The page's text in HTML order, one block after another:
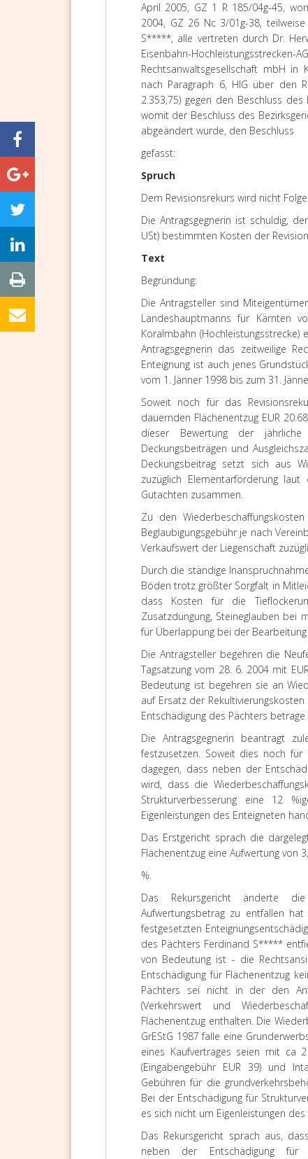
April 2005, GZ 1 R 185/04g-45,
2004, GZ 26 Nc 3/01g-38,
S*****, alle vertreten durch Dr.
Eisenbahn-Hochleistungsstrecken-
Rechtsanwaltsgesellschaft mbH in
nach Paragraph 6, HIG über den
2.353,75) gegen den Beschluss
womit der Beschluss des
abgeändert wurde, den Beschluss
gefasst:
Spruch
Dem Revisionsrekurs wird nicht
Die Antragsgegnerin ist schuldig,
USt) bestimmten Kosten der
Text
Begründung:
Die Antragsteller sind
Landeshauptmanns für Kärnten
Koralmbahn
Antragsgegnerin das zeitweilige
Enteignung ist auch jenes
vom 1. Jänner 1998 bis zum 31.
Soweit noch für das
dauernden Flächenentzug EUR
dieser Bewertung der
Deckungsbeiträgen und
Deckungsbeitrag setzt sich aus
zuzüglich Elementarförderung
Gutachten zusammen.
Zu den
Beglaubigungsgebühr je nach
Verkaufswert der Liegenschaft
Durch die ständige
Böden trotz größter Sorgfalt in
dass Kosten für die
Zusatzdüngung, Steineglauben bei
für Überlappung bei der
Die Antragsteller begehren die
Tagsatzung vom 28. 6. 2004 mit
Bedeutung ist begehren sie an
auf Ersatz der
Entschädigung des Pächters betrage
Die Antragsgegnerin beantragt
festzusetzen. Soweit dies noch für
dagegen, dass neben der
wird, dass die
Strukturverbesserung eine 12
Eigenleistungen des Enteigneten
Das Erstgericht sprach die
Flächenentzug eine Aufwertung von
%.
Das Rekursgericht änderte
Aufwertungsbetrag zu entfallen
festgesetzten
des Pächters Ferdinand S*****
von Bedeutung ist - die
Entschädigung für Flächenentzug
Pächters sei nicht in der den
(Verkehrswert und
Flächenentzug enthalten. Die
GrEStG 1987 falle eine
eines Kaufvertrages seien mit ca
(Eingabengebühr EUR 39) und
Gebühren für die
Bei der Entschädigung für
es sich nicht um Eigenleistungen
Das Rekursgericht sprach aus,
neben der Entschädigung für